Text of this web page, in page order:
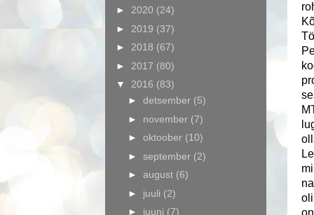
► 2020 (24)
► 2019 (37)
► 2018 (67)
► 2017 (80)
▼ 2016 (83)
► detsember (5)
► november (7)
► oktoober (10)
► september (2)
► august (6)
► juuli (2)
► juuni (7)